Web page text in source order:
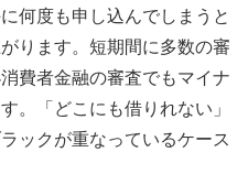
何度も申し込んでしまうと
ります。短期間に多数の審
費者金融の審査でもマイナ
。「どこにも借りれない」
ックが重なっているケース